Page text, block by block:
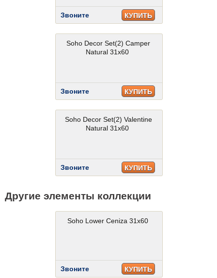
Звоните КУПИТЬ
Soho Decor Set(2) Camper
Natural 31x60
Звоните КУПИТЬ
Soho Decor Set(2) Valentine
Natural 31x60
Звоните КУПИТЬ
Другие элементы коллекции
Soho Lower Ceniza 31x60
Звоните КУПИТЬ